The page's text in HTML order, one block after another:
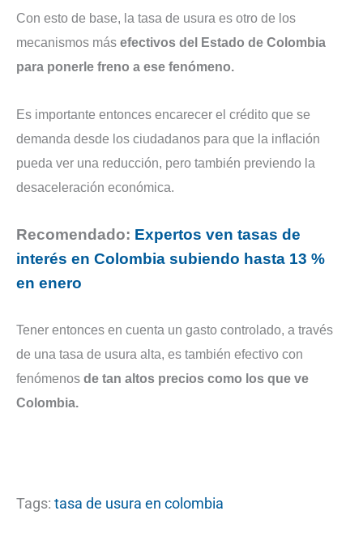
Con esto de base, la tasa de usura es otro de los
mecanismos más efectivos del Estado de Colombia
para ponerle freno a ese fenómeno.
Es importante entonces encarecer el crédito que se
demanda desde los ciudadanos para que la inflación
pueda ver una reducción, pero también previendo la
desaceleración económica.
Recomendado: Expertos ven tasas de
interés en Colombia subiendo hasta 13 %
en enero
Tener entonces en cuenta un gasto controlado, a través
de una tasa de usura alta, es también efectivo con
fenómenos de tan altos precios como los que ve
Colombia.
Tags: tasa de usura en colombia